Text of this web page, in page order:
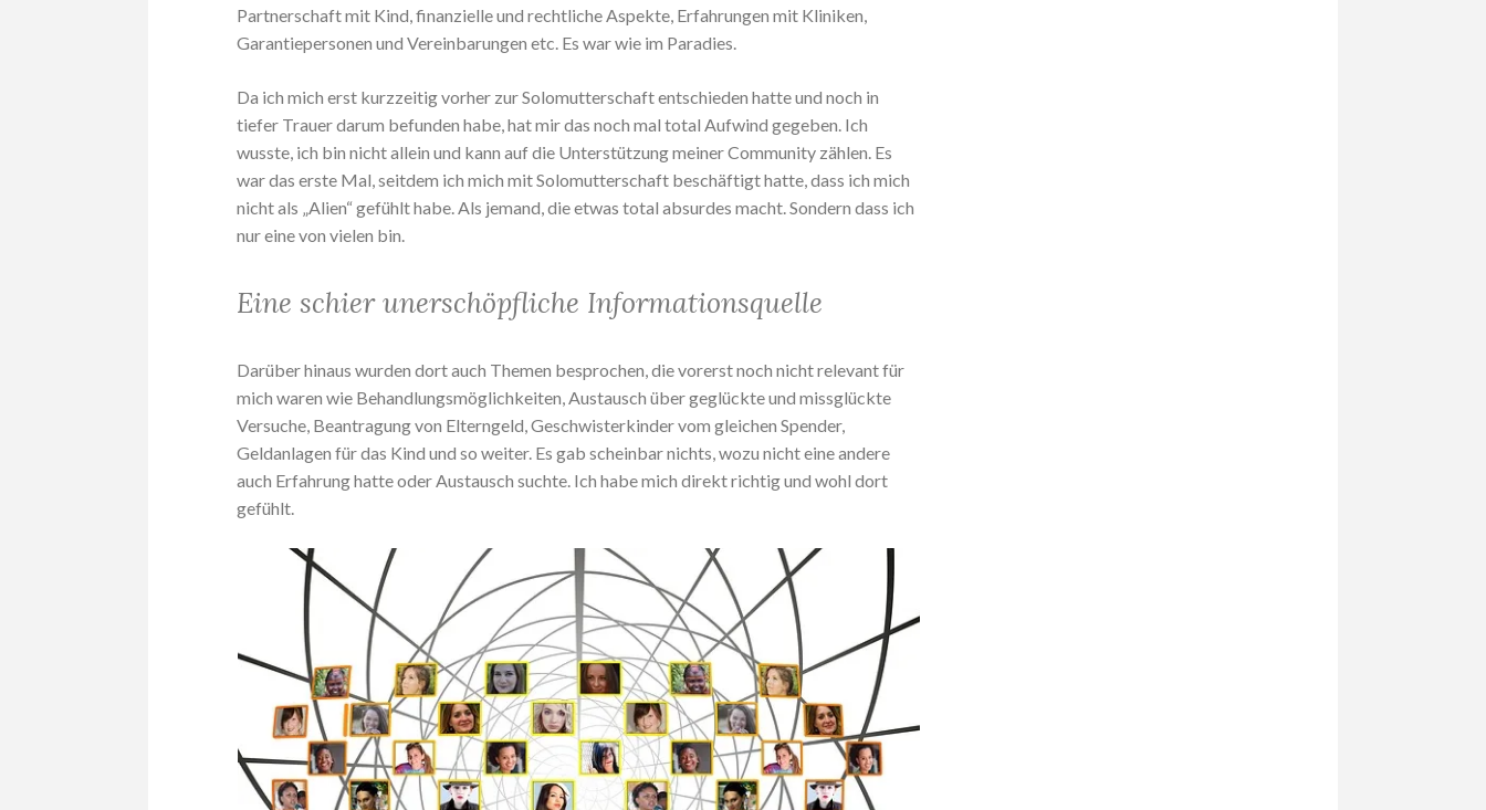
Partnerschaft mit Kind, finanzielle und rechtliche Aspekte, Erfahrungen mit Kliniken,
Garantiepersonen und Vereinbarungen etc. Es war wie im Paradies.
Da ich mich erst kurzzeitig vorher zur Solomutterschaft entschieden hatte und noch in
tiefer Trauer darum befunden habe, hat mir das noch mal total Aufwind gegeben. Ich
wusste, ich bin nicht allein und kann auf die Unterstützung meiner Community zählen. Es
war das erste Mal, seitdem ich mich mit Solomutterschaft beschäftigt hatte, dass ich mich
nicht als „Alien“ gefühlt habe. Als jemand, die etwas total absurdes macht. Sondern dass ich
nur eine von vielen bin.
Eine schier unerschöpfliche Informationsquelle
Darüber hinaus wurden dort auch Themen besprochen, die vorerst noch nicht relevant für
mich waren wie Behandlungsmöglichkeiten, Austausch über geglückte und missglückte
Versuche, Beantragung von Elterngeld, Geschwisterkinder vom gleichen Spender,
Geldanlagen für das Kind und so weiter. Es gab scheinbar nichts, wozu nicht eine andere
auch Erfahrung hatte oder Austausch suchte. Ich habe mich direkt richtig und wohl dort
gefühlt.